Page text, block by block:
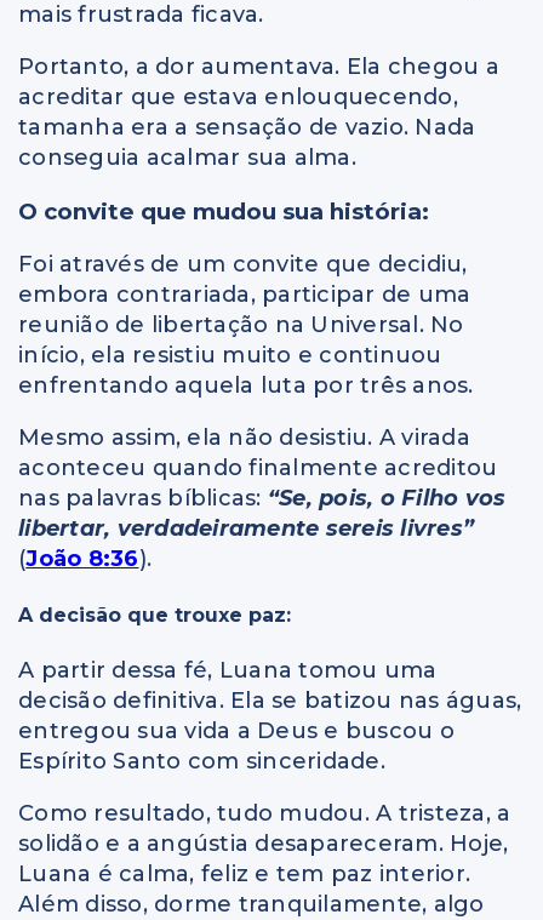
mais frustrada ficava.
Portanto, a dor aumentava. Ela chegou a
acreditar que estava enlouquecendo,
tamanha era a sensação de vazio. Nada
conseguia acalmar sua alma.
O convite que mudou sua história:
Foi através de um convite que decidiu,
embora contrariada, participar de uma
reunião de libertação na Universal. No
início, ela resistiu muito e continuou
enfrentando aquela luta por três anos.
Mesmo assim, ela não desistiu. A virada
aconteceu quando finalmente acreditou
nas palavras bíblicas: “Se, pois, o Filho vos
libertar, verdadeiramente sereis livres”
(João 8:36).
A decisão que trouxe paz:
A partir dessa fé, Luana tomou uma
decisão definitiva. Ela se batizou nas águas,
entregou sua vida a Deus e buscou o
Espírito Santo com sinceridade.
Como resultado, tudo mudou. A tristeza, a
solidão e a angústia desapareceram. Hoje,
Luana é calma, feliz e tem paz interior.
Além disso, dorme tranquilamente, algo